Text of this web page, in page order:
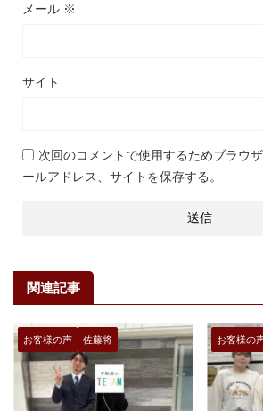
メール ※
サイト
次回のコメントで使用するためブラウ
ールアドレス、サイトを保存する。
関連記事
お客様の声 佐藤将 お客様の